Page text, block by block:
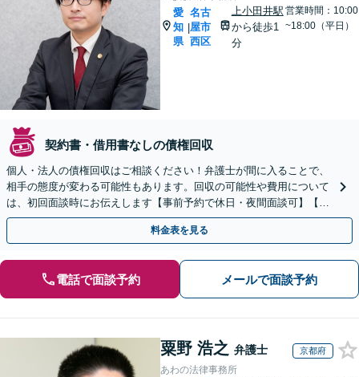
愛
知
県
|
名古
屋市
西区
上小田井駅
から徒歩1
分
営業時間：10:00
~18:00（平日）
契約書・借用書なしの債権回収
個人・法人の債権回収はご相談ください！弁護士が間に入ることで、
相手の態度が変わる可能性もあります。回収の可能性や費用について
は、初回面談時にお伝えします【事前予約で休日・夜間面談可】【上
小田井駅1分】
料金表を見る
電話で面談予約 メールで面談予約
粟野 浩之 弁護士 京都府
あわの法律事務所